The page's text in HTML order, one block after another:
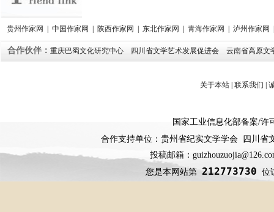
贵州作家网 | 中国作家网 | 陕西作家网 | 东北作家网 | 青海作家网 | 泸州作家网
合作伙伴： 重庆巴蜀文化研究中心 四川省文学艺术发展促进会 云南省高原文
关于本站| 联系我们 |
国家工业信息化部备案/许
合作支持单位：贵州省纪实文学学会 四川
投稿邮箱：
您是本网站第212773730